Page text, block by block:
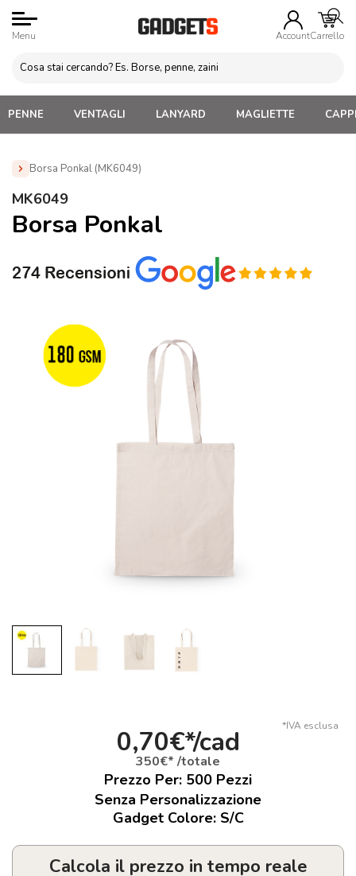
Menu AccountCarrello
PENNE VENTAGLI LANYARD MAGLIETTE
Borsa Ponkal (MK6049)
Home »
MK6049
Borsa Ponkal
*IVA esclusa
0,70€*/cad
350€* /totale
Prezzo Per: 500 Pezzi
Senza Personalizzazione
Gadget Colore: S/C
Calcola il prezzo in tempo reale